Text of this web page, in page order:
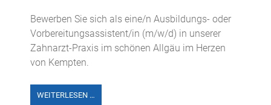
Bewerben Sie sich als eine/n Ausbildungs- oder
Vorbereitungsassistent/in (m/w/d) in unserer
Zahnarzt-Praxis im schönen Allgäu im Herzen
von Kempten.
WEITERLESEN …